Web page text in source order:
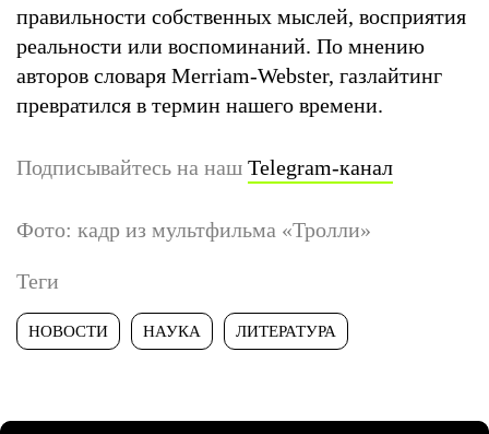
правильности собственных мыслей, восприятия
реальности или воспоминаний. По мнению
авторов словаря Merriam-Webster, газлайтинг
превратился в термин нашего времени.
Подписывайтесь на наш Telegram-канал
Фото: кадр из мультфильма «Тролли»
Теги
НОВОСТИ НАУКА ЛИТЕРАТУРА